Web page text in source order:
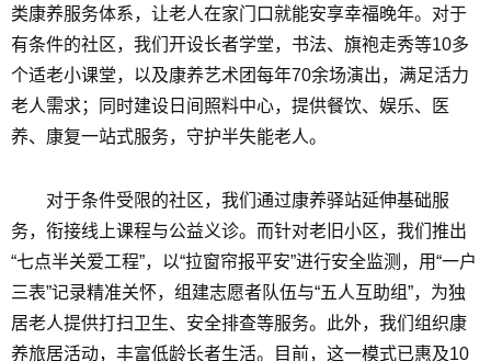
类康养服务体系，让老人在家门口就能安享幸福晚年。对于
有条件的社区，我们开设长者学堂，书法、旗袍走秀等10多
个适老小课堂，以及康养艺术团每年70余场演出，满足活力
老人需求；同时建设日间照料中心，提供餐饮、娱乐、医
养、康复一站式服务，守护半失能老人。
对于条件受限的社区，我们通过康养驿站延伸基础服
务，衔接线上课程与公益义诊。而针对老旧小区，我们推出
“七点半关爱工程”，以“拉窗帘报平安”进行安全监测，用“一户
三表”记录精准关怀，组建志愿者队伍与“五人互助组”，为独
居老人提供打扫卫生、安全排查等服务。此外，我们组织康
养旅居活动，丰富低龄长者生活。目前，这一模式已惠及10